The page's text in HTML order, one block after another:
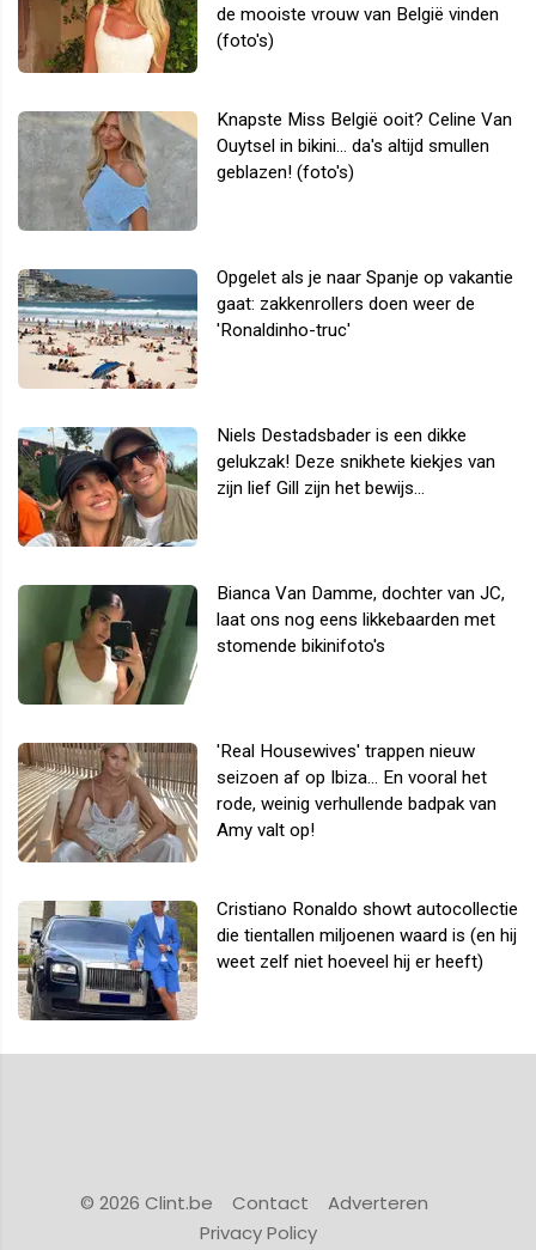
de mooiste vrouw van België vinden
(foto's)
Knapste Miss België ooit? Celine Van
Ouytsel in bikini... da's altijd smullen
geblazen! (foto's)
Opgelet als je naar Spanje op vakantie
gaat: zakkenrollers doen weer de
'Ronaldinho-truc'
Niels Destadsbader is een dikke
gelukzak! Deze snikhete kiekjes van
zijn lief Gill zijn het bewijs...
Bianca Van Damme, dochter van JC,
laat ons nog eens likkebaarden met
stomende bikinifoto's
'Real Housewives' trappen nieuw
seizoen af op Ibiza... En vooral het
rode, weinig verhullende badpak van
Amy valt op!
Cristiano Ronaldo showt autocollectie
die tientallen miljoenen waard is (en hij
weet zelf niet hoeveel hij er heeft)
© 2026 Clint.be Contact
Adverteren
Privacy Policy